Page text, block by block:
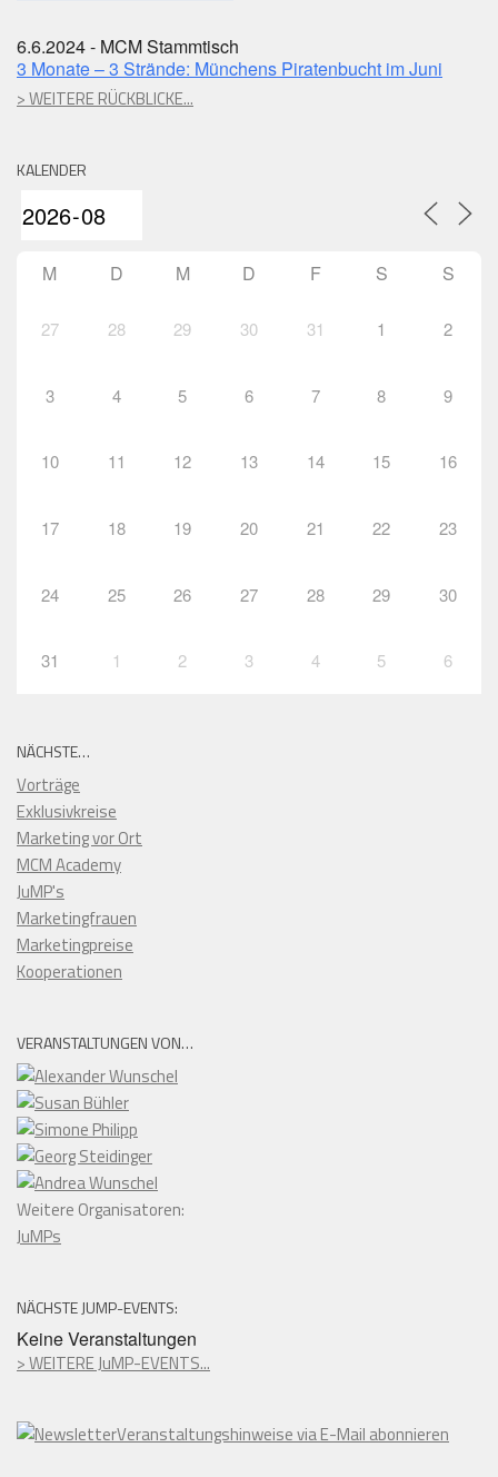
6.6.2024 - MCM Stammtisch
3 Monate – 3 Strände: Münchens Piratenbucht im Juni
> WEITERE RÜCKBLICKE...
KALENDER
M D M D F S S
27 28 29 30 31 1 2
3 4 5 6 7 8 9
10 11 12 13 14 15 16
17 18 19 20 21 22 23
24 25 26 27 28 29 30
31 1 2 3 4 5 6
NÄCHSTE…
Vorträge
Exklusivkreise
Marketing vor Ort
MCM Academy
JuMP's
Marketingfrauen
Marketingpreise
Kooperationen
VERANSTALTUNGEN VON…
Weitere Organisatoren:
JuMPs
NÄCHSTE JUMP-EVENTS:
Keine Veranstaltungen
> WEITERE JuMP-EVENTS...
Veranstaltungshinweise via E-Mail abonnieren